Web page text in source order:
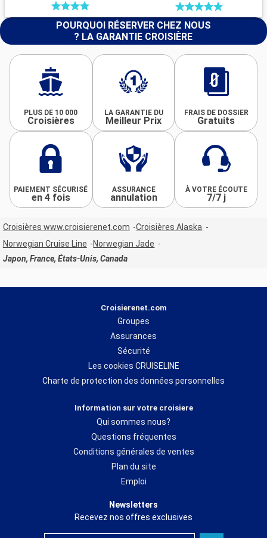
POURQUOI RÉSERVER CHEZ NOUS
? LA GARANTIE CROISIÈRE
PLUS DE 10 000
Croisières
LA GARANTIE DU
Meilleur Prix
FRAIS DE DOSSIER
Gratuits
PAIEMENT SÉCURISÉ
en 4 fois
ASSURANCE
annulation
À VOTRE ÉCOUTE
7/7 j
Croisières www.croisierenet.com
Croisières Alaska
Norwegian Cruise Line
Norwegian Jade
Japon, France, États-Unis, Canada
Croisierenet.com
Groupes
Assurances
Sécurité
Les cookies CRUISELINE
Charte de protection des données personnelles
Information sur votre croisiere
Qui sommes nous?
Questions fréquentes
Conditions générales de ventes
Plan du site
Emploi
Newsletters
Recevez nos offres exclusives